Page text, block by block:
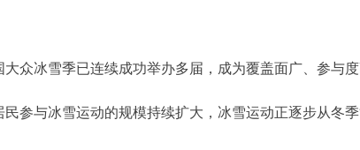
众冰雪季已连续成功举办多届，成为覆盖面广、参与
参与冰雪运动的规模持续扩大，冰雪运动正逐步从冬季